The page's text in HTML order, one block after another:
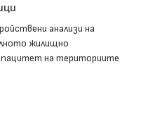
анализи на
жилищно
на териториите